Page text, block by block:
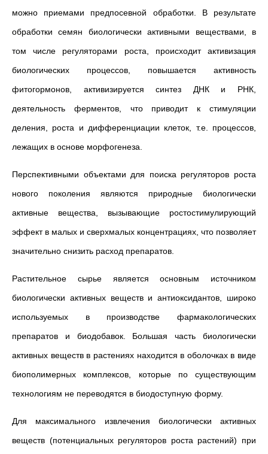
можно приемами предпосевной обработки. В результате
обработки семян биологически активными веществами, в
том числе регуляторами роста, происходит активизация
биологических процессов, повышается активность
фитогормонов, активизируется синтез ДНК и РНК,
деятельность ферментов, что приводит к стимуляции
деления, роста и дифференциации клеток, т.е. процессов,
лежащих в основе морфогенеза.
Перспективными объектами для поиска регуляторов роста
нового поколения являются природные биологически
активные вещества, вызывающие ростостимулирующий
эффект в малых и сверхмалых концентрациях, что позволяет
значительно снизить расход препаратов.
Растительное сырье является основным источником
биологически активных веществ и антиоксидантов, широко
используемых в производстве фармакологических
препаратов и биодобавок. Большая часть биологически
активных веществ в растениях находится в оболочках в виде
биополимерных комплексов, которые по существующим
технологиям не переводятся в биодоступную форму.
Для максимального извлечения биологически активных
веществ (потенциальных регуляторов роста растений) при